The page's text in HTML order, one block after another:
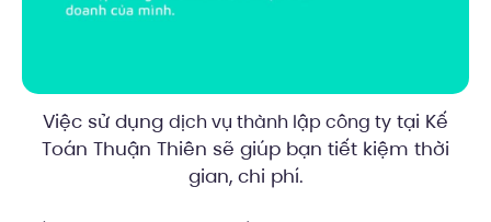
Việc sử dụng dịch vụ thành lập công ty tại Kế
Toán Thuận Thiên sẽ giúp bạn tiết kiệm thời
gian, chi phí.